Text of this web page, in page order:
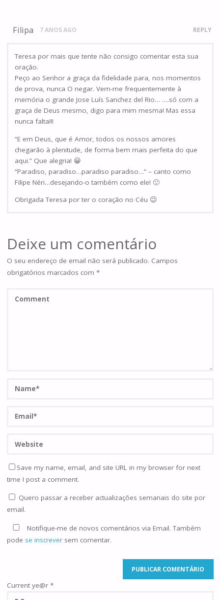
Filipa 7 ANOS AGO REPLY
Teresa por mais que tente não consigo comentar esta sua
oração.
Peço ao Senhor a graça da fidelidade para, nos momentos
de prova, nunca O negar. Vem-me frequentemente à
memória o grande Jose Luís Sanchez del Rio… ….só com a
graça de Deus mesmo, digo para mim mesma! Mas essa
nunca falta!!!
“E em Deus, que é Amor, todos os nossos amores
chegarão à plenitude, de forma bem mais perfeita do que
aqui.” Que alegria! 😀
“Paradiso, paradiso…paradiso paradiso…” – canto como
Filipe Néri…desejando-o também como ele! 🙂
Obrigada Teresa por ter o coração no Céu 😉
Deixe um comentário
O seu endereço de email não será publicado. Campos
obrigatórios marcados com *
Save my name, email, and site URL in my browser for next
time I post a comment.
Quero passar a receber actualizações semanais do site por
email.
Notifique-me de novos comentários via Email. Também
pode se inscreversem comentar.
Current ye@r *